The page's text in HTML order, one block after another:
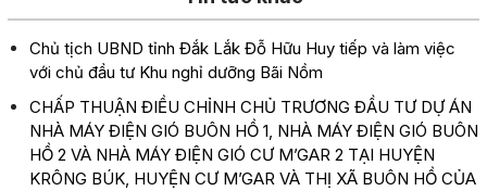
Chủ tịch UBND tỉnh Đắk Lắk Đỗ Hữu Huy tiếp và làm việc
với chủ đầu tư Khu nghỉ dưỡng Bãi Nồm
CHẤP THUẬN ĐIỀU CHỈNH CHỦ TRƯƠNG ĐẦU TƯ DỰ ÁN
NHÀ MÁY ĐIỆN GIÓ BUÔN HỒ 1, NHÀ MÁY ĐIỆN GIÓ BUÔN
HỒ 2 VÀ NHÀ MÁY ĐIỆN GIÓ CƯ M’GAR 2 TẠI HUYỆN
KRÔNG BÚK, HUYỆN CƯ M’GAR VÀ THỊ XÃ BUÔN HỒ CỦA